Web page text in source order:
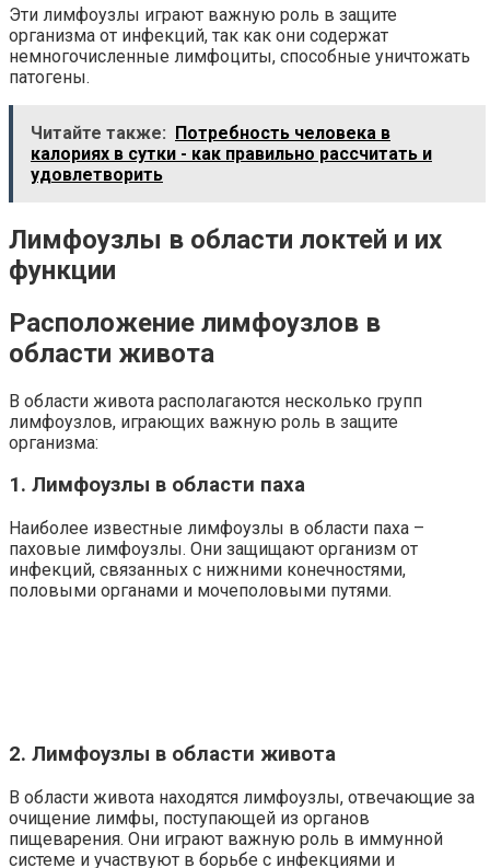
Эти лимфоузлы играют важную роль в защите
организма от инфекций, так как они содержат
немногочисленные лимфоциты, способные уничтожать
патогены.
Читайте также: Потребность человека в
калориях в сутки - как правильно рассчитать и
удовлетворить
Лимфоузлы в области локтей и их
функции
Расположение лимфоузлов в
области живота
В области живота располагаются несколько групп
лимфоузлов, играющих важную роль в защите
организма:
1. Лимфоузлы в области паха
Наиболее известные лимфоузлы в области паха –
паховые лимфоузлы. Они защищают организм от
инфекций, связанных с нижними конечностями,
половыми органами и мочеполовыми путями.
2. Лимфоузлы в области живота
В области живота находятся лимфоузлы, отвечающие за
очищение лимфы, поступающей из органов
пищеварения. Они играют важную роль в иммунной
системе и участвуют в борьбе с инфекциями и